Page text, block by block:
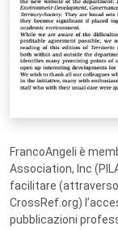
FrancoAngeli è
Association, Inc
facilitare
CrossRef.org)
pubblicazioni